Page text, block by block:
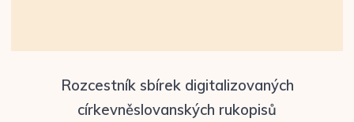
Rozcestník sbírek digitalizovaných
církevněslovanských rukopisů